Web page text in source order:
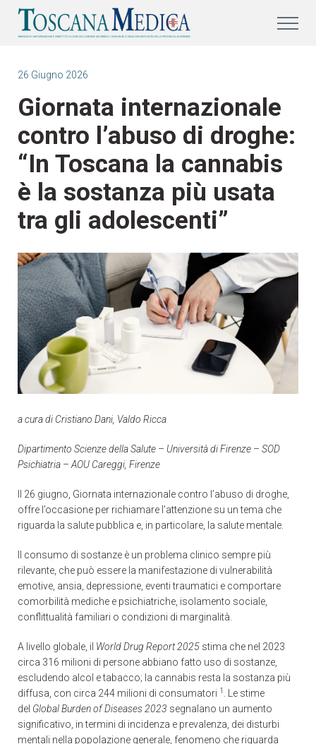
26 Giugno 2026
Giornata internazionale
contro l’abuso di droghe:
“In Toscana la cannabis
è la sostanza più usata
tra gli adolescenti”
a cura di Cristiano Dani, Valdo Ricca
Dipartimento Scienze della Salute – Università di Firenze – SOD
Psichiatria – AOU Careggi, Firenze
Il 26 giugno, Giornata internazionale contro l’abuso di droghe,
offre l’occasione per richiamare l’attenzione su un tema che
riguarda la salute pubblica e, in particolare, la salute mentale.
Il consumo di sostanze è un problema clinico sempre più
rilevante, che può essere la manifestazione di vulnerabilità
emotive, ansia, depressione, eventi traumatici e comportare
comorbilità mediche e psichiatriche, isolamento sociale,
conflittualità familiari o condizioni di marginalità.
A livello globale, il World Drug Report 2025 stima che nel 2023
circa 316 milioni di persone abbiano fatto uso di sostanze,
escludendo alcol e tabacco; la cannabis resta la sostanza più
diffusa, con circa 244 milioni di consumatori 1
. Le stime
del Global Burden of Diseases 2023 segnalano un aumento
significativo, in termini di incidenza e prevalenza, dei disturbi
mentali nella popolazione generale, fenomeno che riguarda